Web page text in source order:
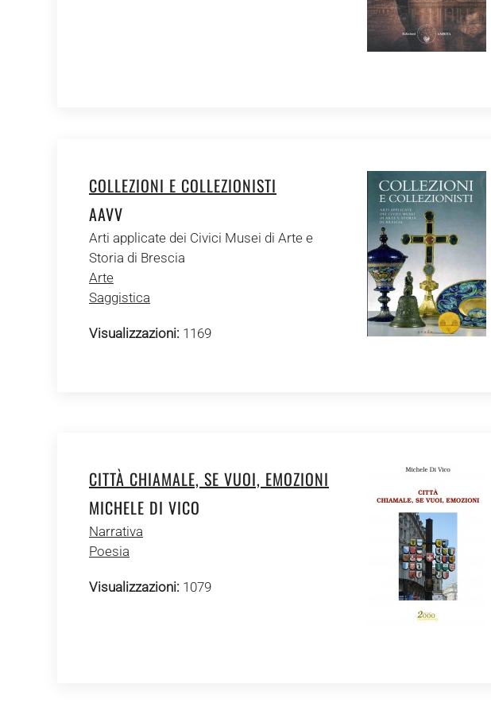
COLLEZIONI E COLLEZIONISTI
AAVV
Arti applicate dei Civici Musei di Arte e
Storia di Brescia
Arte
Saggistica
Visualizzazioni: 1169
CITTÀ CHIAMALE, SE VUOI, EMOZIONI
MICHELE DI VICO
Narrativa
Poesia
Visualizzazioni: 1079